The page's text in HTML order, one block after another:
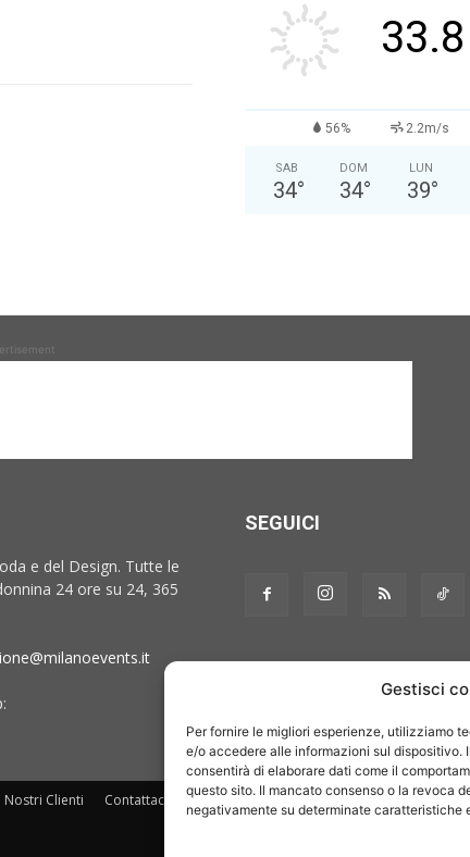
Gestisci
Per fornire le migliori esperienze, utilizziamo
e/o accedere alle informazioni sul dispositivo.
consentirà di elaborare dati come il
questo sito. Il mancato consenso o la revoca
negativamente su determinate caratteristiche
33.8
56% 2.2m/s
SAB
34°
DOM
34°
LUN
39°
e del Design. Tutte le
24 ore su 24, 365
SEGUICI
I Nostri Clienti Contattaci Collabora con noi Pubblicità Privacy